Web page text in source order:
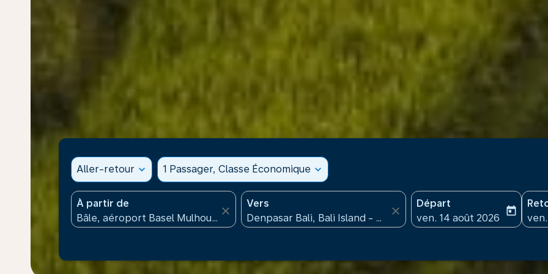
Aller-retour expand_more 1 Passager, Classe Économique expand_more
À partir de
close
Vers
close
Départ
fc-booking-departure-
ven. 14 août 2026
today
fc-